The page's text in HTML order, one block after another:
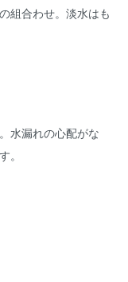
組合わせ。淡水はも
水漏れの心配がな
。